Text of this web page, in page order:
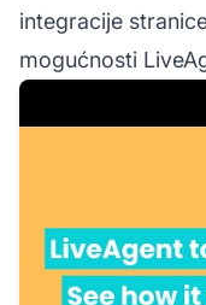
integracije
mogućnosti